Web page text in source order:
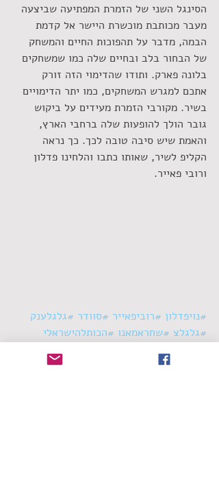
הסינגל השני של הזמרת המפתיעה שביצעה
מעבר מכותבת מוכשרת היישר אל קדמת
הבמה, מדבר על תהפוכות החיים והמשחק
של הבחור בלב ובחיים שלה כמו שמשחקים
בלונה פארק. ותודו שהדימוי הזה זורק
אתכם למגרש המשחקים, כמו יתר הדימויים
בשיר. מקורבי הזמרת מעידים על ביקוש
גובר הולך להופעות שלה ברחבי הארץ,
והאמת שיש סיבה טובה לכך. כך נראה
הקליפ לשיר, שאותו כתבו והלחינו פדלון
ורובי פאייר.
#נויפדלון #רוביפאייר #סוודר #גלגלענק
#גלגלצ #שחראמאנו #הכותלהישראלי